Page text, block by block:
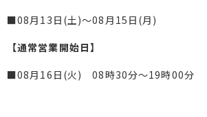
■08月13日(土)～08月15日(月)
【通常営業開始日】
■08月16日(火) 08時30分～19時00分